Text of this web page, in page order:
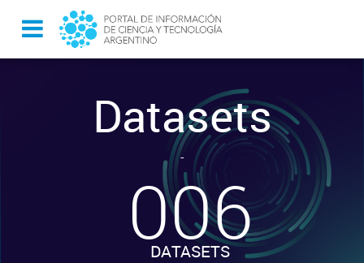
Datasets
-
006
DATASETS